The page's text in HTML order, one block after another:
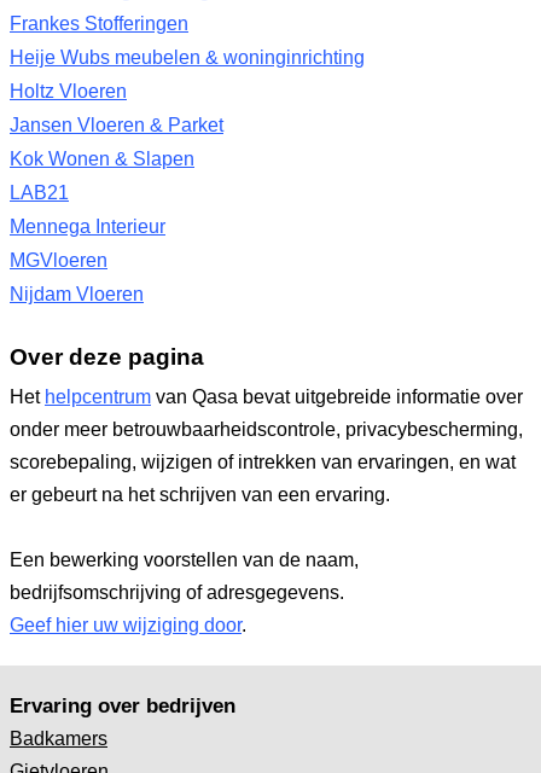
Frankes Stofferingen
Heije Wubs meubelen & woninginrichting
Holtz Vloeren
Jansen Vloeren & Parket
Kok Wonen & Slapen
LAB21
Mennega Interieur
MGVloeren
Nijdam Vloeren
Over deze pagina
Het helpcentrum van Qasa bevat uitgebreide informatie over
onder meer betrouwbaarheidscontrole, privacybescherming,
scorebepaling, wijzigen of intrekken van ervaringen, en wat
er gebeurt na het schrijven van een ervaring.
Een bewerking voorstellen van de naam,
bedrijfsomschrijving of adresgegevens.
Geef hier uw wijziging door.
Ervaring over bedrijven
Badkamers